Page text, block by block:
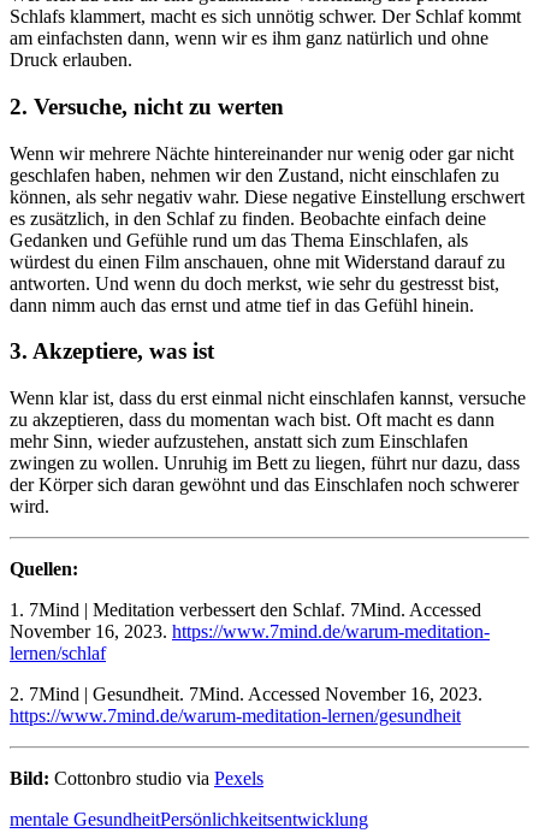
Schlafs klammert, macht es sich unnötig schwer. Der Schlaf kommt
am einfachsten dann, wenn wir es ihm ganz natürlich und ohne
Druck erlauben.
2. Versuche, nicht zu werten
Wenn wir mehrere Nächte hintereinander nur wenig oder gar nicht
geschlafen haben, nehmen wir den Zustand, nicht einschlafen zu
können, als sehr negativ wahr. Diese negative Einstellung erschwert
es zusätzlich, in den Schlaf zu finden. Beobachte einfach deine
Gedanken und Gefühle rund um das Thema Einschlafen, als
würdest du einen Film anschauen, ohne mit Widerstand darauf zu
antworten. Und wenn du doch merkst, wie sehr du gestresst bist,
dann nimm auch das ernst und atme tief in das Gefühl hinein.
3. Akzeptiere, was ist
Wenn klar ist, dass du erst einmal nicht einschlafen kannst, versuche
zu akzeptieren, dass du momentan wach bist. Oft macht es dann
mehr Sinn, wieder aufzustehen, anstatt sich zum Einschlafen
zwingen zu wollen. Unruhig im Bett zu liegen, führt nur dazu, dass
der Körper sich daran gewöhnt und das Einschlafen noch schwerer
wird.
Quellen:
1. 7Mind | Meditation verbessert den Schlaf. 7Mind. Accessed
November 16, 2023. https://www.7mind.de/warum-meditation-
lernen/schlaf
2. 7Mind | Gesundheit. 7Mind. Accessed November 16, 2023.
https://www.7mind.de/warum-meditation-lernen/gesundheit
Bild: Cottonbro studio via Pexels
mentale GesundheitPersönlichkeitsentwicklung